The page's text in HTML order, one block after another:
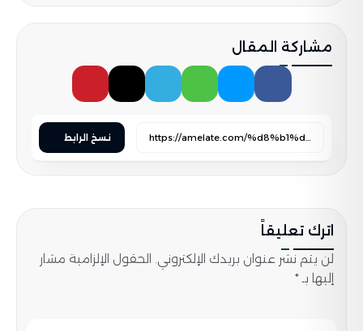
مشاركة المقال
نسخ الرابط
اترك تعليقاً
لن يتم نشر عنوان بريدك الإلكتروني. الحقول الإلزامية مشار
إليها بـ *